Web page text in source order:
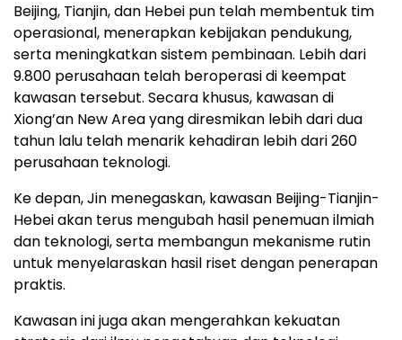
Beijing, Tianjin, dan Hebei pun telah membentuk tim
operasional, menerapkan kebijakan pendukung,
serta meningkatkan sistem pembinaan. Lebih dari
9.800 perusahaan telah beroperasi di keempat
kawasan tersebut. Secara khusus, kawasan di
Xiong’an New Area yang diresmikan lebih dari dua
tahun lalu telah menarik kehadiran lebih dari 260
perusahaan teknologi.
Ke depan, Jin menegaskan, kawasan Beijing-Tianjin-
Hebei akan terus mengubah hasil penemuan ilmiah
dan teknologi, serta membangun mekanisme rutin
untuk menyelaraskan hasil riset dengan penerapan
praktis.
Kawasan ini juga akan mengerahkan kekuatan